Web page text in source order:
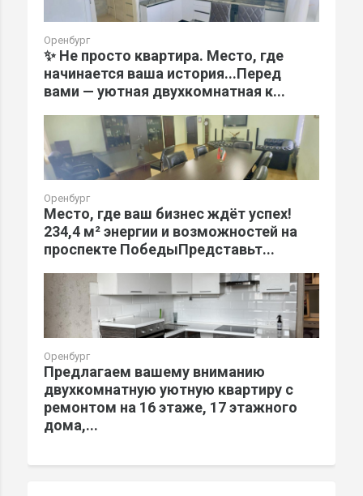
Оренбург
✨ Не просто квартира. Место, где
начинается ваша история...Перед
вами — уютная двухкомнатная к...
Оренбург
Место, где ваш бизнес ждёт успех!
234,4 м² энергии и возможностей на
проспекте ПобедыПредставьт...
Оренбург
Предлагаем вашему вниманию
двухкомнатную уютную квартиру с
ремонтом на 16 этаже, 17 этажного
дома,...